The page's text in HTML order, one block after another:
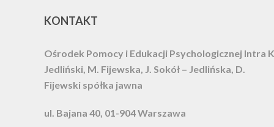
KONTAKT
Ośrodek Pomocy i Edukacji Psychologicznej Intra
Jedliński, M. Fijewska, J. Sokół – Jedlińska, D.
Fijewski spółka jawna
ul. Bajana 40, 01-904 Warszawa